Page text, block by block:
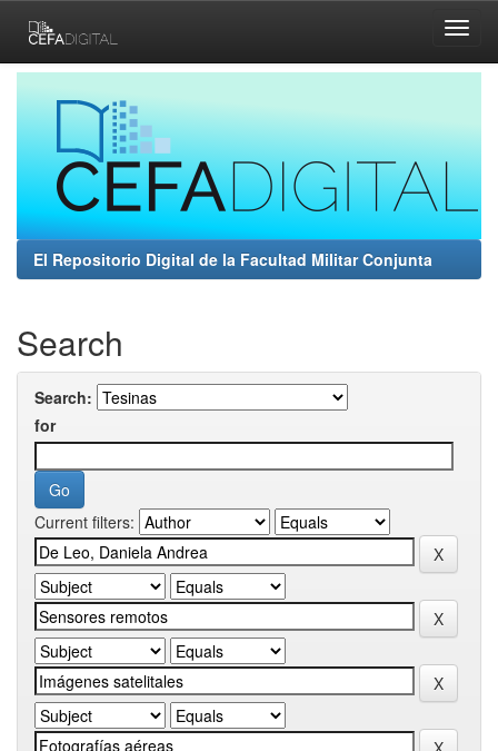
navigation
El Repositorio Digital de la Facultad Militar Conjunta
Search
Search:
for
Current filters: